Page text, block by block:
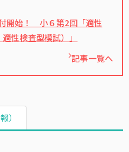
開始！ 小６第2回「適性
性検査型模試）」
記事一覧へ
）